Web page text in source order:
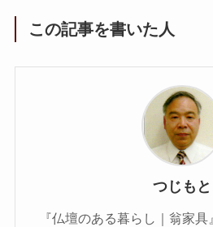
この記事を書いた人
つじもと
『仏壇のある暮らし｜翁家具